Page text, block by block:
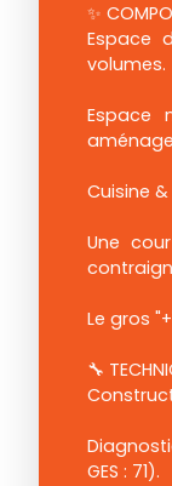
✨
Espace
volumes.
Espace
Cuisine
Une
Le gros
🔧
GES : 71).